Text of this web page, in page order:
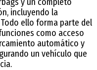
incluyendo la
ello forma parte del
como acceso
automático y
un vehículo que